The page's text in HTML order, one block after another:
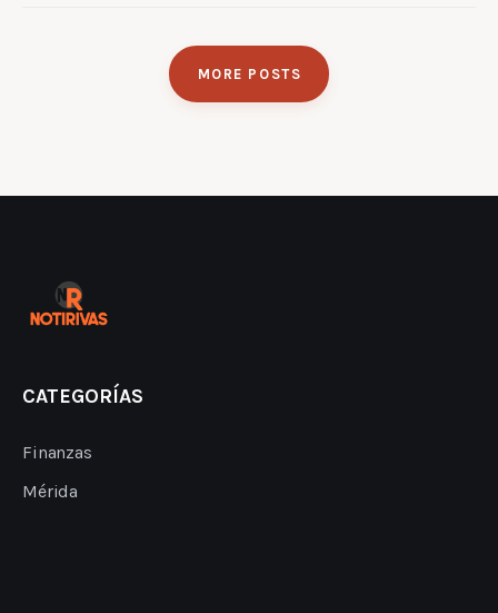
MORE POSTS
CATEGORÍAS
Finanzas
Mérida